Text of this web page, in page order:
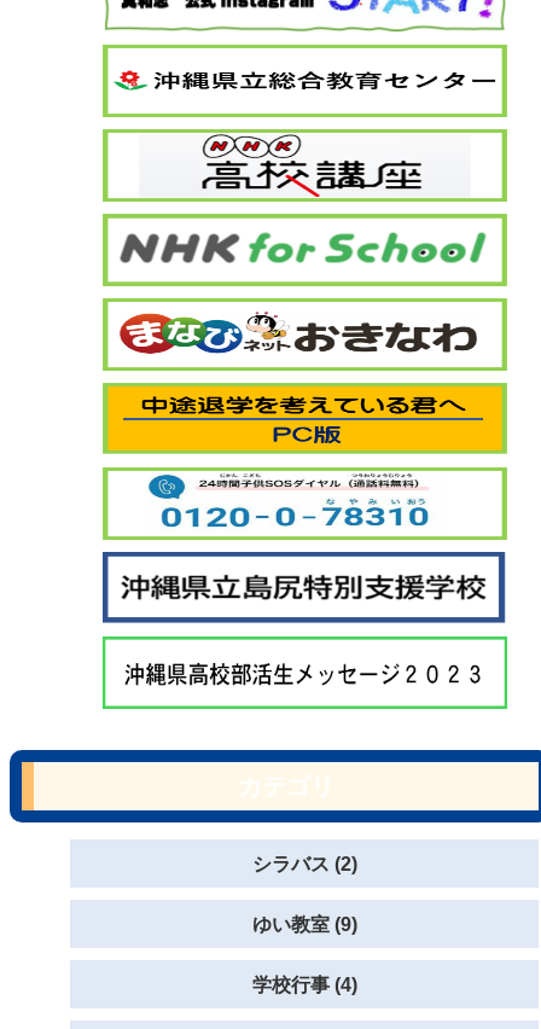
シラバス (2)
ゆい教室 (9)
学校行事 (4)